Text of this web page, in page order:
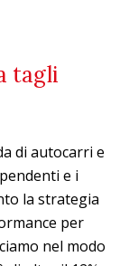
tagli
di autocarri e
e i
la strategia
per
nel modo